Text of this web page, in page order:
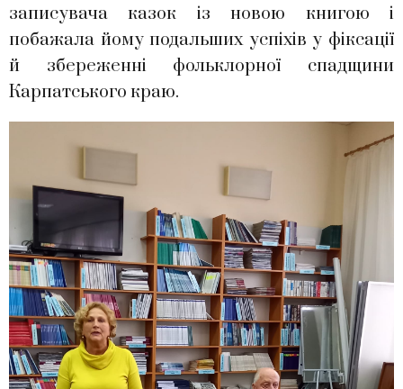
записувача казок із новою книгою і
побажала йому подальших успіхів у фіксації
й збереженні фольклорної спадщини
Карпатського краю.